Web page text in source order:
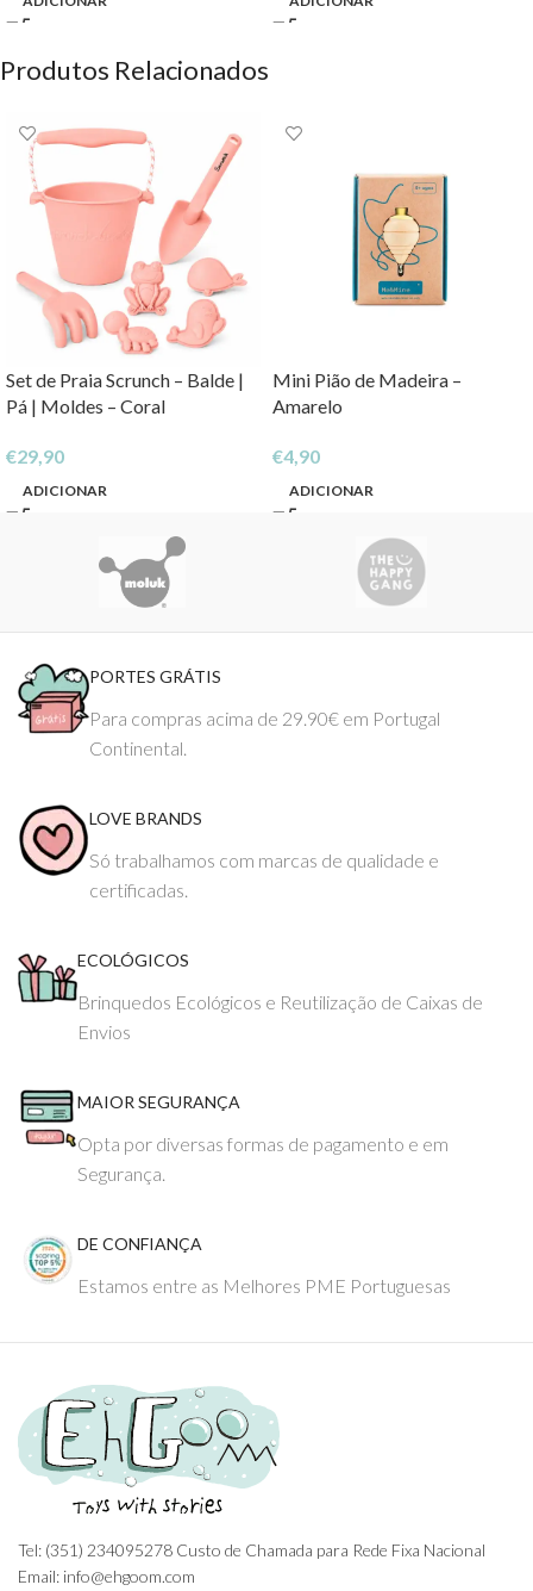
Produtos Relacionados
Set de Praia Scrunch – Balde |
Pá | Moldes – Coral
€29,90
ADICIONAR
Mini Pião de Madeira –
Amarelo
€4,90
ADICIONAR
PORTES GRÁTIS
Para compras acima de 29.90€ em Portugal
Continental.
LOVE BRANDS
Só trabalhamos com marcas de qualidade e
certificadas.
ECOLÓGICOS
Brinquedos Ecológicos e Reutilização de Caixas de
Envios
MAIOR SEGURANÇA
Opta por diversas formas de pagamento e em
Segurança.
DE CONFIANÇA
Estamos entre as Melhores PME Portuguesas
Tel: (351) 234095278 Custo de Chamada para Rede Fixa Nacional
Email: info@ehgoom.com